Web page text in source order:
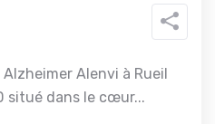
Alenvi à Rueil
situé dans le cœur...